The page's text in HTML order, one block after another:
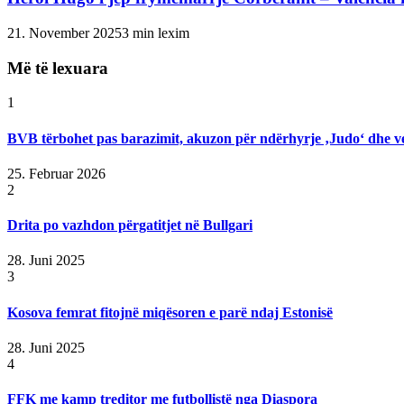
21. November 20253 min lexim
Më të lexuara
1
BVB tërbohet pas barazimit, akuzon për ndërhyrje ‚Judo‘ dhe
25. Februar 2026
2
Drita po vazhdon përgatitjet në Bullgari
28. Juni 2025
3
Kosova femrat fitojnë miqësoren e parë ndaj Estonisë
28. Juni 2025
4
FFK me kamp treditor me futbollistë nga Diaspora